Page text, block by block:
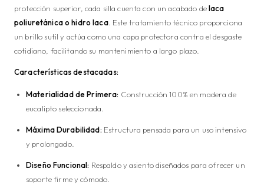
protección superior, cada silla cuenta con un acabado delaca
poliuretánica o hidro laca. Este tratamiento técnico proporciona
un brillo sutil y actúa como una capa protectora contra el desgaste
cotidiano, facilitando su mantenimiento a largo plazo.
Características destacadas:
Materialidad de Primera: Construcción 100% en madera de
eucalipto seleccionada.
Máxima Durabilidad: Estructura pensada para un uso intensivo
y prolongado.
Diseño Funcional: Respaldo y asiento diseñados para ofrecer un
soporte firme y cómodo.